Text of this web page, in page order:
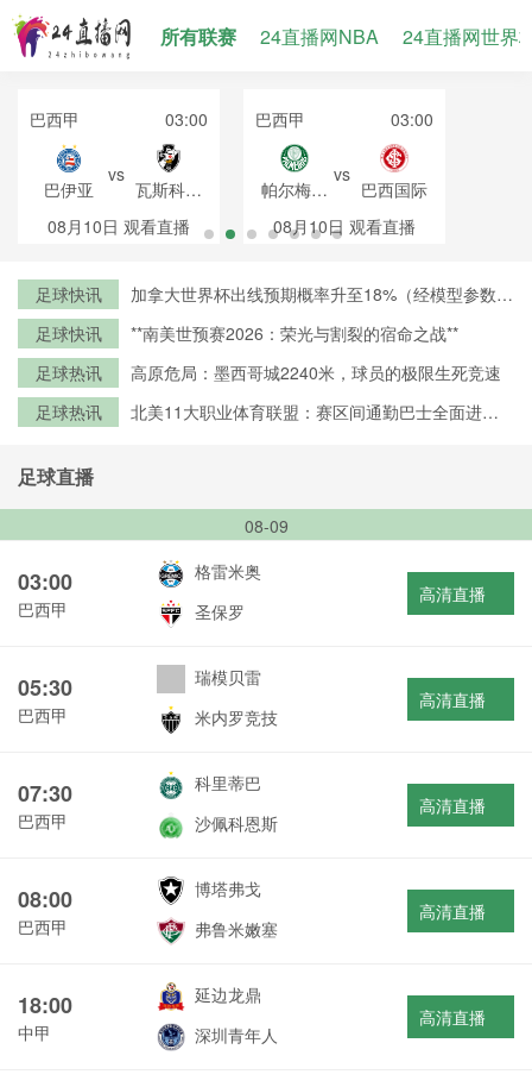
所有联赛 24直播网NBA 24直播网世界
巴西甲 03:00
巴伊亚
vs
瓦斯科达
伽马
08月10日 观看直播
巴西甲 03:00
帕尔梅拉
斯
vs
巴西国际
08月10日 观看直播
足球快讯
加拿大世界杯出线预期概率升至18%（经模型参数修
足球快讯
**南美世预赛2026：荣光与割裂的宿命之战**
足球热讯
高原危局：墨西哥城2240米，球员的极限生死竞速
足球热讯
北美11大职业体育联盟：赛区间通勤巴士全面进入
足球直播
08-09
03:00
巴西甲
格雷米奥
圣保罗
高清直播
05:30
巴西甲
瑞模贝雷
米内罗竞技
高清直播
07:30
巴西甲
科里蒂巴
沙佩科恩斯
高清直播
08:00
巴西甲
博塔弗戈
弗鲁米嫩塞
高清直播
18:00
中甲
延边龙鼎
深圳青年人
高清直播